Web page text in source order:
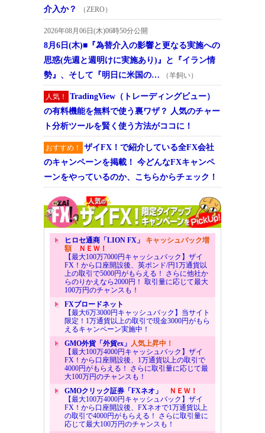
介入か？ （ZERO）
2026年08月06日(木)06時50分公開
8月6日(木)■『為替介入の影響と更なる実施への
思惑(先週と週明けに実施あり)』と『イラン情
勢』、そして『明日に米国の…
（羊飼い）
人気！
TradingView（トレーディングビュー）
の有料機能を無料で使う裏ワザ？ 人気のチャー
ト分析ツールを賢く使う方法がココに！
おすすめ！
ザイFX！で紹介している全FX会社
のキャンペーンを掲載！ 今どんなFXキャンペ
ーンをやっているのか、こちらからチェック！
ヒロセ通商「LION FX」 キャッシュバック増
額ＮＥＷ！
【最大100万7000円キャッシュバック】ザイ
FX！から口座開設後、英ポンド/円1万通貨以
上の取引で5000円がもらえる！ さらに他社か
らのりかえなら2000円！ 取引量に応じて最大
100万円のチャンスも！
FXブロードネット
【最大6万3000円キャッシュバック】当サイト
限定！1万通貨以上の取引で現金3000円がもら
えるキャンペーン実施中！
GMO外貨「外貨ex」 人気上昇中！
【最大100万4000円キャッシュバック】ザイ
FX！から口座開設後、1万通貨以上の取引で
4000円がもらえる！ さらに取引量に応じて最
大100万円のチャンスも！
GMOクリック証券「FXネオ」
ＮＥＷ！
【最大100万4000円キャッシュバック】ザイ
FX！から口座開設後、FXネオで1万通貨以上
の取引で4000円がもらえる！ さらに取引量に
応じて最大100万円のチャンスも！